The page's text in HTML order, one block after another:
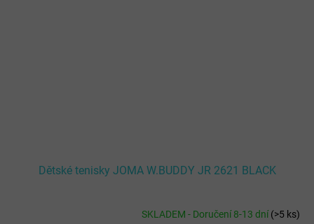
Dětské tenisky JOMA W.BUDDY JR 2621 BLACK
SKLADEM - Doručení 8-13 dní(>5 ks)